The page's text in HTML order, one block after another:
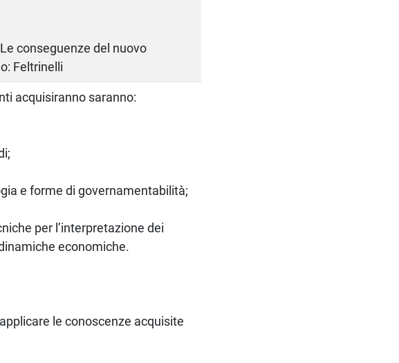
conseguenze del nuovo
Feltrinelli
acquisiranno saranno:
e forme di governamentabilità;
per l’interpretazione dei
economiche.
le conoscenze acquisite